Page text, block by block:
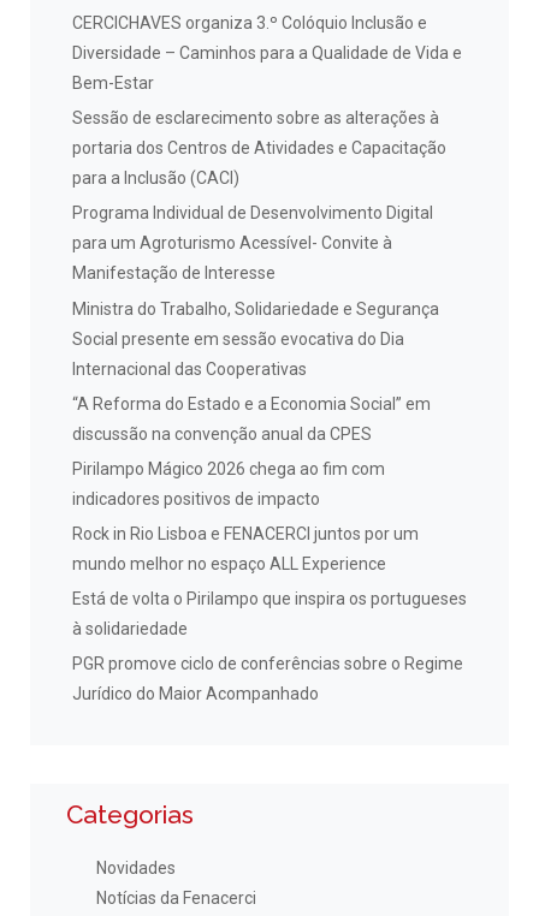
CERCICHAVES organiza 3.º Colóquio Inclusão e
Diversidade – Caminhos para a Qualidade de Vida e
Bem-Estar
Sessão de esclarecimento sobre as alterações à
portaria dos Centros de Atividades e Capacitação
para a Inclusão (CACI)
Programa Individual de Desenvolvimento Digital
para um Agroturismo Acessível- Convite à
Manifestação de Interesse
Ministra do Trabalho, Solidariedade e Segurança
Social presente em sessão evocativa do Dia
Internacional das Cooperativas
“A Reforma do Estado e a Economia Social” em
discussão na convenção anual da CPES
Pirilampo Mágico 2026 chega ao fim com
indicadores positivos de impacto
Rock in Rio Lisboa e FENACERCI juntos por um
mundo melhor no espaço ALL Experience
Está de volta o Pirilampo que inspira os portugueses
à solidariedade
PGR promove ciclo de conferências sobre o Regime
Jurídico do Maior Acompanhado
Categorias
Novidades
Notícias da Fenacerci